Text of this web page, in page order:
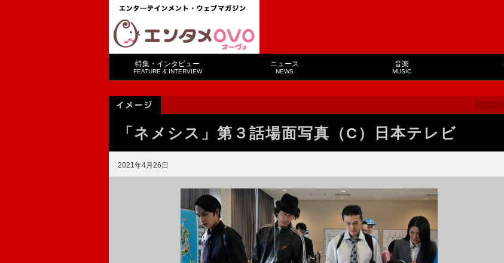
特集・インタビュー
FEATURE & INTERVIEW
ニュース
NEWS
音楽
MUSIC
「ネメシス」第３話場面写真（C）日本テレビ
2021年4月26日